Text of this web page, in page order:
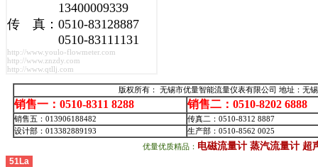
13400009339
传 真：0510-83128887
0510-83111131
http://www.youlo-flowmeter.com
http://www.znzdy.com
http://www.qtllj.com
版权所有： 无锡市优量智能流量仪表有限公司 地址：无
销售一：0510-8311 8288 销售二：0510-8202 6888
销售五：013906188482
传真二：0510-8312 8887
设计部：013382889193
生产部：0510-8562 0025
优量优质精品： 电磁流量计 蒸汽流量计 超
51La